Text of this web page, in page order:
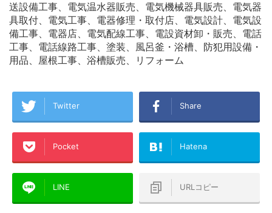
送設備工事、電気温水器販売、電気機械器具販売、電気器
具取付、電気工事、電器修理・取付店、電気設計、電気設
備工事、電器店、電気配線工事、電設資材卸・販売、電話
工事、電話線路工事、塗装、風呂釜・浴槽、防犯用設備・
用品、屋根工事、浴槽販売、リフォーム
Twitter Share
Pocket Hatena
LINE URLコピー